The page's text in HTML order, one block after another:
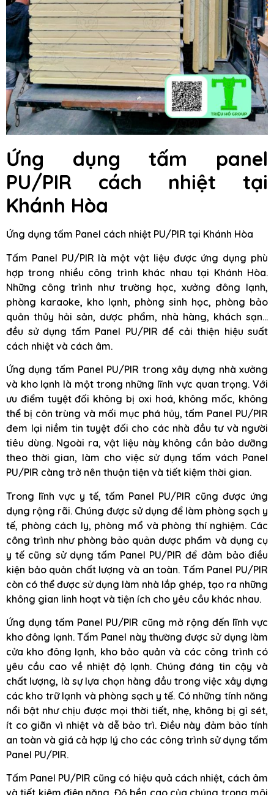
Ứng dụng tấm panel
PU/PIR cách nhiệt tại
Khánh Hòa
Ứng dụng tấm Panel cách nhiệt PU/PIR tại Khánh Hòa
Tấm Panel PU/PIR là một vật liệu được ứng dụng phù
hợp trong nhiều công trình khác nhau tại Khánh Hòa.
Những công trình như trường học, xưởng đông lạnh,
phòng karaoke, kho lạnh, phòng sinh học, phòng bảo
quản thủy hải sản, dược phẩm, nhà hàng, khách sạn…
đều sử dụng tấm Panel PU/PIR để cải thiện hiệu suất
cách nhiệt và cách âm.
Ứng dụng tấm Panel PU/PIR trong xây dựng nhà xưởng
và kho lạnh là một trong những lĩnh vực quan trọng. Với
ưu điểm tuyệt đối không bị oxi hoá, không mốc, không
thể bị côn trùng và mối mục phá hủy, tấm Panel PU/PIR
đem lại niềm tin tuyệt đối cho các nhà đầu tư và người
tiêu dùng. Ngoài ra, vật liệu này không cần bảo dưỡng
theo thời gian, làm cho việc sử dụng tấm vách Panel
PU/PIR càng trở nên thuận tiện và tiết kiệm thời gian.
Trong lĩnh vực y tế, tấm Panel PU/PIR cũng được ứng
dụng rộng rãi. Chúng được sử dụng để làm phòng sạch y
tế, phòng cách ly, phòng mổ và phòng thí nghiệm. Các
công trình như phòng bảo quản dược phẩm và dụng cụ
y tế cũng sử dụng tấm Panel PU/PIR để đảm bảo điều
kiện bảo quản chất lượng và an toàn. Tấm Panel PU/PIR
còn có thể được sử dụng làm nhà lắp ghép, tạo ra những
không gian linh hoạt và tiện ích cho yêu cầu khác nhau.
Ứng dụng tấm Panel PU/PIR cũng mở rộng đến lĩnh vực
kho đông lạnh. Tấm Panel này thường được sử dụng làm
cửa kho đông lạnh, kho bảo quản và các công trình có
yêu cầu cao về nhiệt độ lạnh. Chúng đáng tin cậy và
chất lượng, là sự lựa chọn hàng đầu trong việc xây dựng
các kho trữ lạnh và phòng sạch y tế. Có những tính năng
nổi bật như chịu được mọi thời tiết, nhẹ, không bị gỉ sét,
ít co giãn vì nhiệt và dễ bảo trì. Điều này đảm bảo tính
an toàn và giá cả hợp lý cho các công trình sử dụng tấm
Panel PU/PIR.
Tấm Panel PU/PIR cũng có hiệu quả cách nhiệt, cách âm